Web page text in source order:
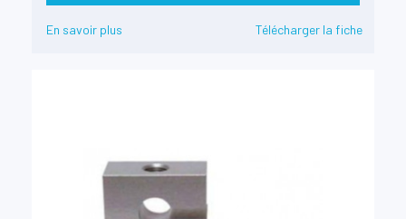
En savoir plus Télécharger la fiche